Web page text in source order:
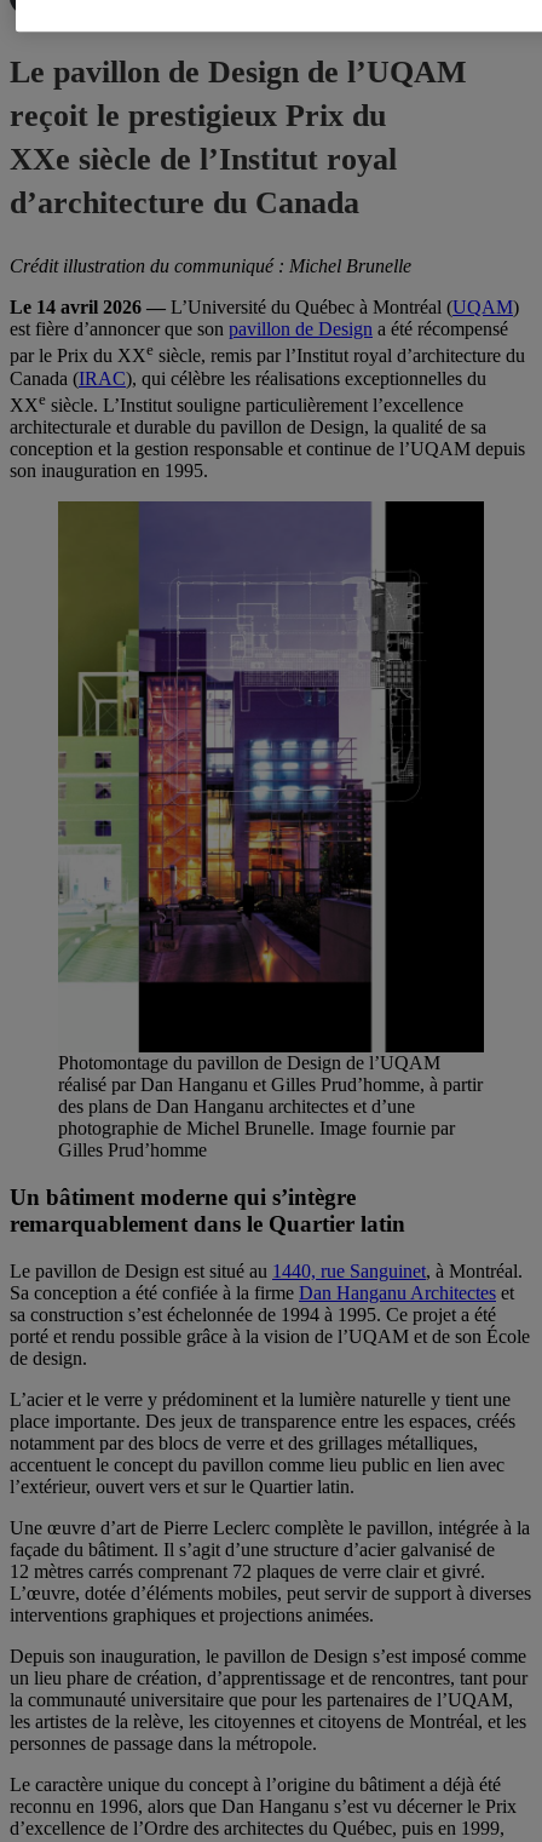
Le pavillon de Design de l’UQAM
reçoit le prestigieux Prix du
XXe siècle de l’Institut royal
d’architecture du Canada
Crédit illustration du communiqué : Michel Brunelle
Le 14 avril 2026 — L’Université du Québec à Montréal (UQAM)
est fière d’annoncer que son pavillon de Design a été récompensé
par le Prix du XXe siècle, remis par l’Institut royal d’architecture du
Canada (IRAC), qui célèbre les réalisations exceptionnelles du
XXe siècle. L’Institut souligne particulièrement l’excellence
architecturale et durable du pavillon de Design, la qualité de sa
conception et la gestion responsable et continue de l’UQAM depuis
son inauguration en 1995.
Photomontage du pavillon de Design de l’UQAM
réalisé par Dan Hanganu et Gilles Prud’homme, à partir
des plans de Dan Hanganu architectes et d’une
photographie de Michel Brunelle. Image fournie par
Gilles Prud’homme
Un bâtiment moderne qui s’intègre
remarquablement dans le Quartier latin
Le pavillon de Design est situé au 1440, rue Sanguinet, à Montréal.
Sa conception a été confiée à la firme Dan Hanganu Architectes et
sa construction s’est échelonnée de 1994 à 1995. Ce projet a été
porté et rendu possible grâce à la vision de l’UQAM et de son École
de design.
L’acier et le verre y prédominent et la lumière naturelle y tient une
place importante. Des jeux de transparence entre les espaces, créés
notamment par des blocs de verre et des grillages métalliques,
accentuent le concept du pavillon comme lieu public en lien avec
l’extérieur, ouvert vers et sur le Quartier latin.
Une œuvre d’art de Pierre Leclerc complète le pavillon, intégrée à la
façade du bâtiment. Il s’agit d’une structure d’acier galvanisé de
12 mètres carrés comprenant 72 plaques de verre clair et givré.
L’œuvre, dotée d’éléments mobiles, peut servir de support à diverses
interventions graphiques et projections animées.
Depuis son inauguration, le pavillon de Design s’est imposé comme
un lieu phare de création, d’apprentissage et de rencontres, tant pour
la communauté universitaire que pour les partenaires de l’UQAM,
les artistes de la relève, les citoyennes et citoyens de Montréal, et les
personnes de passage dans la métropole.
Le caractère unique du concept à l’origine du bâtiment a déjà été
reconnu en 1996, alors que Dan Hanganu s’est vu décerner le Prix
d’excellence de l’Ordre des architectes du Québec, puis en 1999,